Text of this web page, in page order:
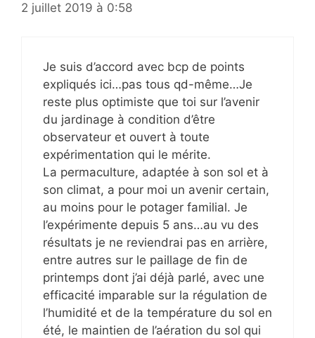
2 juillet 2019 à 0:58
Je suis d’accord avec bcp de points
expliqués ici…pas tous qd-même…Je
reste plus optimiste que toi sur l’avenir
du jardinage à condition d’être
observateur et ouvert à toute
expérimentation qui le mérite.
La permaculture, adaptée à son sol et à
son climat, a pour moi un avenir certain,
au moins pour le potager familial. Je
l’expérimente depuis 5 ans…au vu des
résultats je ne reviendrai pas en arrière,
entre autres sur le paillage de fin de
printemps dont j’ai déjà parlé, avec une
efficacité imparable sur la régulation de
l’humidité et de la température du sol en
été, le maintien de l’aération du sol qui